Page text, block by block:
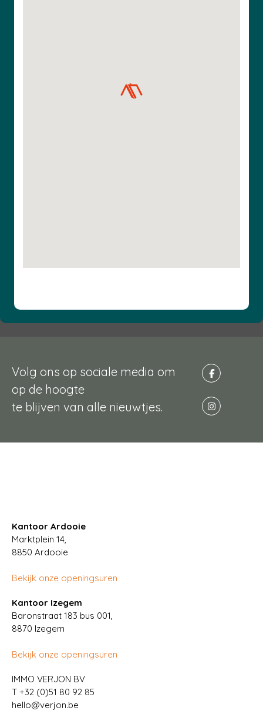
Volg ons op sociale media om
op de hoogte
te blijven van alle nieuwtjes.
Kantoor Ardooie
Marktplein 14,
8850 Ardooie
Bekijk onze openingsuren
Kantoor Izegem
Baronstraat 183 bus 001,
8870 Izegem
Bekijk onze openingsuren
IMMO VERJON BV
T +32 (0)51 80 92 85
hello@verjon.be